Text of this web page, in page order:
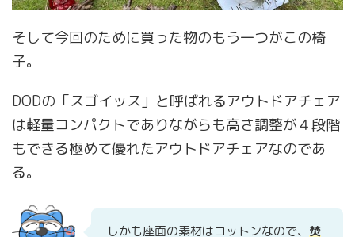
そして今回のために買った物のもう一つがこの椅
子。
DODの「スゴイッス」と呼ばれるアウトドアチェア
は軽量コンパクトでありながらも高さ調整が４段階
もできる極めて優れたアウトドアチェアなのであ
る。
しかも座面の素材はコットンなので、 焚